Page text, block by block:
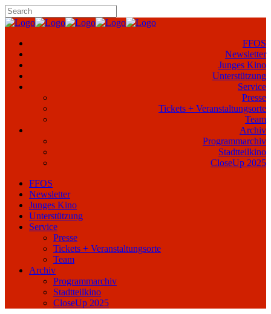
FFOS
Newsletter
Junges Kino
Unterstützung
Service
Presse
Tickets + Veranstaltungsorte
Team
Archiv
Programmarchiv
Stadtteilkino
CloseUp 2025
FFOS
Newsletter
Junges Kino
Unterstützung
Service
Presse
Tickets + Veranstaltungsorte
Team
Archiv
Programmarchiv
Stadtteilkino
CloseUp 2025